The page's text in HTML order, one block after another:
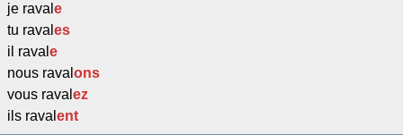
je raval e
tu raval es
il raval e
nous raval ons
vous raval ez
ils raval ent